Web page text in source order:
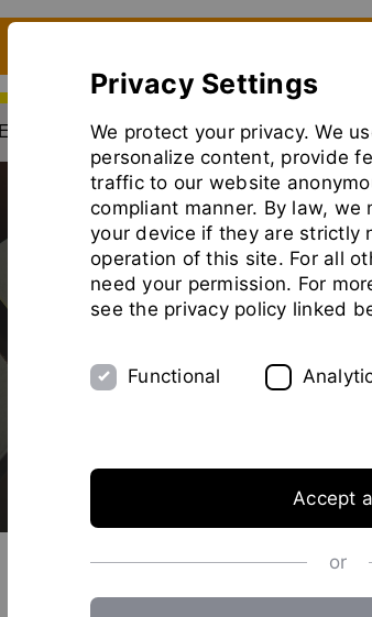
Estudios de caso Planta Piloto
Privacy Settings
We protect your privacy. We
personalize content, provide
traffic to our website
compliant manner. By law, we
your device if they are strictly
operation of this site. For all
need your permission. For
see the privacy policy linked
Functional
Accept
or